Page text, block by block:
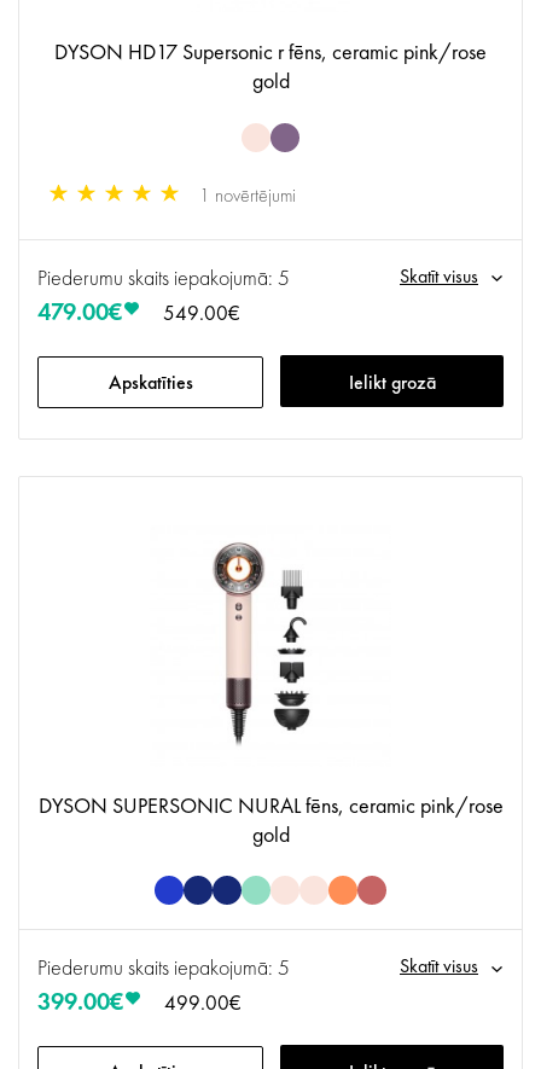
DYSON HD17 Supersonic r fēns, ceramic pink/rose
gold
1 novērtējumi
Piederumu skaits iepakojumā: 5 Skatīt visus
479.00€ 549.00€
Apskatīties Ielikt grozā
DYSON SUPERSONIC NURAL fēns, ceramic pink/rose
gold
Piederumu skaits iepakojumā: 5 Skatīt visus
399.00€ 499.00€